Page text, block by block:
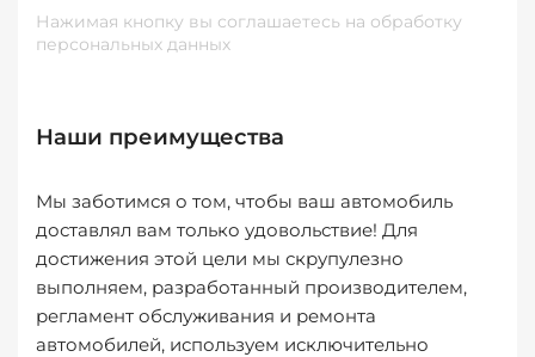
Нажимая кнопку вы соглашаетесь на обработку
персональных данных
Наши преимущества
Мы заботимся о том, чтобы ваш автомобиль
доставлял вам только удовольствие! Для
достижения этой цели мы скрупулезно
выполняем, разработанный производителем,
регламент обслуживания и ремонта
автомобилей, используем исключительно